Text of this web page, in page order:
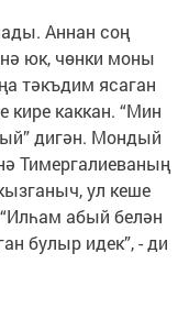
Аннан соң
юк, чөнки моны
тәкъдим ясаган
каккан. “Мин
дигән. Мондый
Тимергалиеваның
ул кеше
абый белән
булыр идек”, - ди